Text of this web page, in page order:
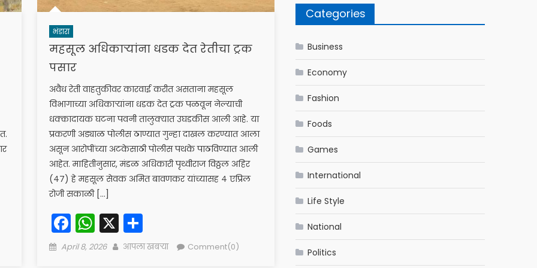
भंडारा
महसूल अधिकाऱ्यांना धडक देत रेतीचा ट्रक
पसार
अवैध रेती वाहतुकीवर कारवाई करीत असताना महसूल
विभागाच्या अधिकाऱ्यांना धडक देत ट्रक पळवून नेल्याची
धक्कादायक घटना पवनी तालुक्यात उघडकीस आली आहे. या
प्रकरणी अड्याळ पोलीस ठाण्यात गुन्हा दाखल करण्यात आला
असून आरोपींच्या अटकेसाठी पोलीस पथके पाठविण्यात आली
आहेत. माहितीनुसार, मंडळ अधिकारी पृथ्वीराज विठ्ठल अहिर
(४७) हे महसूल सेवक अमित बावणकर यांच्यासह ४ एप्रिल
रोजी सकाळी […]
Facebook
WhatsApp
X Share
Posted
April 8, 2026 Author
आपला खबऱ्या Comment(0)
Categories
Business
Economy
Fashion
Foods
Games
International
Life Style
National
Politics